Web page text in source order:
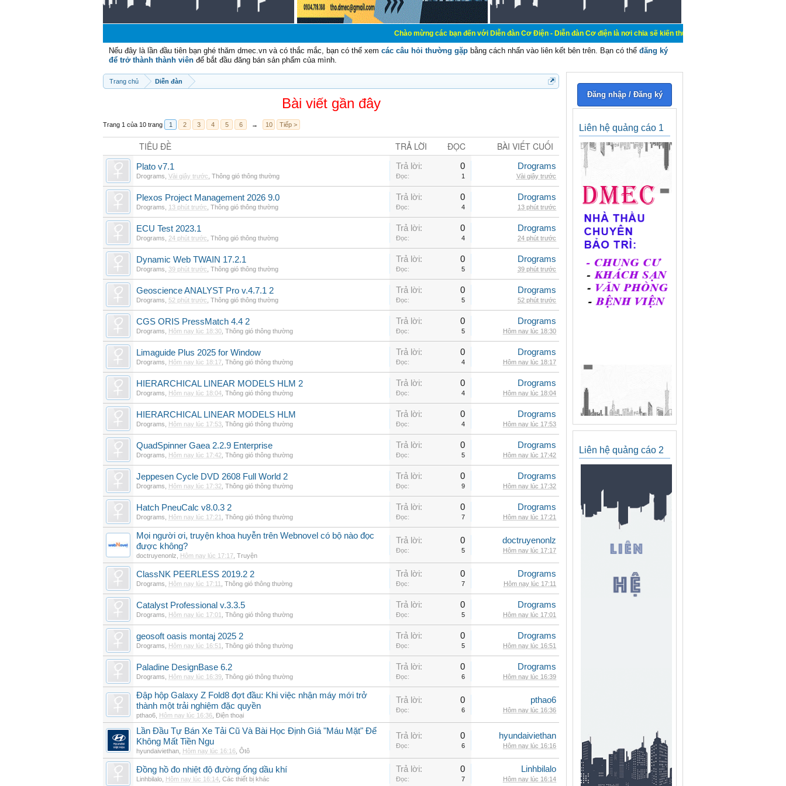
Chào mừng các bạn đến với Diễn đàn Cơ Điện - Diễn đàn Cơ điện là nơi chia sẽ kiến thức kinh nghiệm trong lãnh vực cơ điện,
Nếu đây là lần đầu tiên bạn ghé thăm dmec.vn và có thắc mắc, bạn có thể xem các câu hỏi thường gặp bằng cách nhấn vào liên kết bên trên. Bạn có thể đăng ký
để trở thành thành viên để bắt đầu đăng bán sản phẩm của mình.
Trang chủ Diễn đàn
Bài viết gần đây
Trang 1 của 10 trang 1 2 3 4 5 6 → 10 Tiếp >
TIÊU ĐỀ TRẢ LỜI ĐỌC BÀI VIẾT CUỐI
Plato v7.1
Drograms Vài giây trước Thông gió thông thường
Trả lời: 0
Đọc: 1
Drograms
Vài giây trước
Plexos Project Management 2026 9.0
Drograms 13 phút trước Thông gió thông thường
Trả lời: 0
Đọc: 4
Drograms
13 phút trước
ECU Test 2023.1
Drograms 24 phút trước Thông gió thông thường
Trả lời: 0
Đọc: 4
Drograms
24 phút trước
Dynamic Web TWAIN 17.2.1
Drograms 39 phút trước Thông gió thông thường
Trả lời: 0
Đọc: 5
Drograms
39 phút trước
Geoscience ANALYST Pro v.4.7.1 2
Drograms 52 phút trước Thông gió thông thường
Trả lời: 0
Đọc: 5
Drograms
52 phút trước
CGS ORIS PressMatch 4.4 2
Drograms Hôm nay lúc 18:30 Thông gió thông thường
Trả lời: 0
Đọc: 5
Drograms
Hôm nay lúc 18:30
Limaguide Plus 2025 for Window
Drograms Hôm nay lúc 18:17 Thông gió thông thường
Trả lời: 0
Đọc: 4
Drograms
Hôm nay lúc 18:17
HIERARCHICAL LINEAR MODELS HLM 2
Drograms Hôm nay lúc 18:04 Thông gió thông thường
Trả lời: 0
Đọc: 4
Drograms
Hôm nay lúc 18:04
HIERARCHICAL LINEAR MODELS HLM
Drograms Hôm nay lúc 17:53 Thông gió thông thường
Trả lời: 0
Đọc: 4
Drograms
Hôm nay lúc 17:53
QuadSpinner Gaea 2.2.9 Enterprise
Drograms Hôm nay lúc 17:42 Thông gió thông thường
Trả lời: 0
Đọc: 5
Drograms
Hôm nay lúc 17:42
Jeppesen Cycle DVD 2608 Full World 2
Drograms Hôm nay lúc 17:32 Thông gió thông thường
Trả lời: 0
Đọc: 9
Drograms
Hôm nay lúc 17:32
Hatch PneuCalc v8.0.3 2
Drograms Hôm nay lúc 17:21 Thông gió thông thường
Trả lời: 0
Đọc: 7
Drograms
Hôm nay lúc 17:21
Mọi người ơi, truyện khoa huyễn trên Webnovel có bộ nào đọc
được không?
doctruyenonlz Hôm nay lúc 17:17 Truyện
Trả lời: 0
Đọc: 5
doctruyenonlz
Hôm nay lúc 17:17
ClassNK PEERLESS 2019.2 2
Drograms Hôm nay lúc 17:11 Thông gió thông thường
Trả lời: 0
Đọc: 7
Drograms
Hôm nay lúc 17:11
Catalyst Professional v.3.3.5
Drograms Hôm nay lúc 17:01 Thông gió thông thường
Trả lời: 0
Đọc: 5
Drograms
Hôm nay lúc 17:01
geosoft oasis montaj 2025 2
Drograms Hôm nay lúc 16:51 Thông gió thông thường
Trả lời: 0
Đọc: 5
Drograms
Hôm nay lúc 16:51
Paladine DesignBase 6.2
Drograms Hôm nay lúc 16:39 Thông gió thông thường
Trả lời: 0
Đọc: 6
Drograms
Hôm nay lúc 16:39
Đập hộp Galaxy Z Fold8 đợt đầu: Khi việc nhận máy mới trở
thành một trải nghiệm đặc quyền
pthao6 Hôm nay lúc 16:36 Điện thoại
Trả lời: 0
Đọc: 6
pthao6
Hôm nay lúc 16:36
Lần Đầu Tự Bán Xe Tải Cũ Và Bài Học Định Giá "Máu Mặt" Để
Không Mất Tiền Ngu
hyundaiviethan Hôm nay lúc 16:16 Ôtô
Trả lời: 0
Đọc: 6
hyundaiviethan
Hôm nay lúc 16:16
Đồng hồ đo nhiệt độ đường ống dầu khí
Linhbilalo Hôm nay lúc 16:14 Các thiết bị khác
Trả lời: 0
Đọc: 7
Linhbilalo
Hôm nay lúc 16:14
Đăng nhập / Đăng ký
Liên hệ quảng cáo 1
Liên hệ quảng cáo 2